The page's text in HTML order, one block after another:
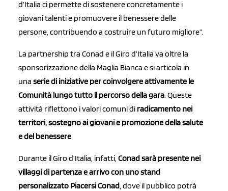
d’Italia ci permette di sostenere concretamente i
giovani talenti e promuovere il benessere delle
persone, contribuendo a costruire un futuro migliore”.
La partnership tra Conad e il Giro d’Italia va oltre la
sponsorizzazione della Maglia Bianca e si articola in
una serie di iniziative per coinvolgere attivamente le
Comunità lungo tutto il percorso della gara. Queste
attività riflettono i valori comuni di radicamento nei
territori, sostegno ai giovani e promozione della salute
e del benessere.
Durante il Giro d’Italia, infatti, Conad sarà presente nei
villaggi di partenza e arrivo con uno stand
personalizzato Piacersi Conad, dove il pubblico potrà